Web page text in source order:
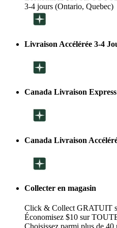
3-4 jours (Ontario, Quebec)
Livraison Accélérée 3-4
Canada Livraison
Canada Livraison
Collecter en magasin
Click & Collect GRATUIT
Économisez $10 sur